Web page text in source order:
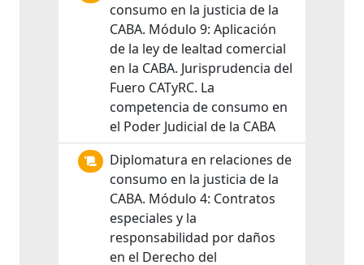
consumo en la justicia de la
CABA. Módulo 9: Aplicación
de la ley de lealtad comercial
en la CABA. Jurisprudencia del
Fuero CATyRC. La
competencia de consumo en
el Poder Judicial de la CABA
Diplomatura en relaciones de
consumo en la justicia de la
CABA. Módulo 4: Contratos
especiales y la
responsabilidad por daños
en el Derecho del